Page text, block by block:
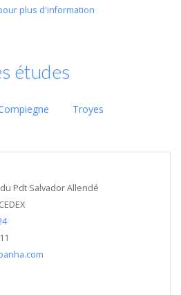
plus d'information
études
Troyes
Pdt Salvador Allendé